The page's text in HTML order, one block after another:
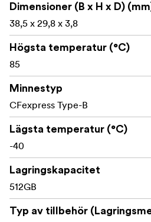
CFexpress typ B 512 GB
Läshastighet: 3650 MB/s
Upprätthållen
BLACK CFexpress Type B 4.0
hastigheter på upp till 3650
snabbaste och mest effektiva
till dator för omedelbar tillgång
snabbare start av
fotografer och videofilmare som
Dimensioner (B x H x D)
38,5 x 29,8 x 3,8
Högsta temperatur (°C)
85
Minnestyp
CFexpress Type-B
Lägsta temperatur (°C)
-40
Lagringskapacitet
512GB
Typ av tillbehör